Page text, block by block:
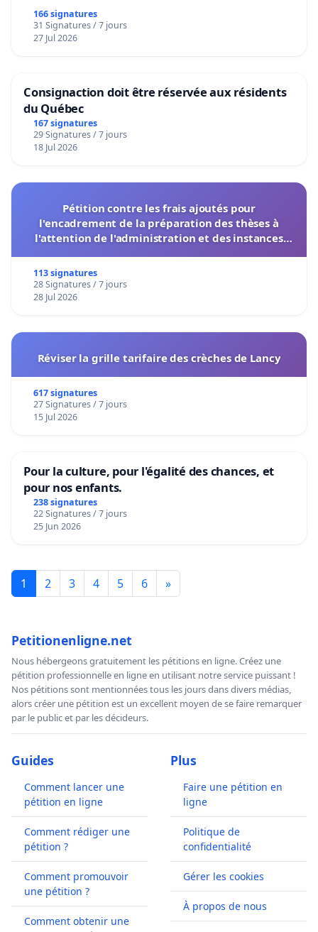
166 signatures
31 Signatures / 7 jours
27 Jul 2026
Consignaction doit être réservée aux résidents
du Québec
167 signatures
29 Signatures / 7 jours
18 Jul 2026
Pétition contre les frais ajoutés pour
l'encadrement de la préparation des thèses à
l'attention de l'administration et des instances
113 signatures
28 Signatures / 7 jours
28 Jul 2026
Réviser la grille tarifaire des crèches de Lancy
617 signatures
27 Signatures / 7 jours
15 Jul 2026
Pour la culture, pour l'égalité des chances, et
pour nos enfants.
238 signatures
22 Signatures / 7 jours
25 Jun 2026
1 2 3 4 5 6 »
Petitionenligne.net
Nous hébergeons gratuitement les pétitions en ligne. Créez une
pétition professionnelle en ligne en utilisant notre service puissant !
Nos pétitions sont mentionnées tous les jours dans divers médias,
alors créer une pétition est un excellent moyen de se faire remarquer
par le public et par les décideurs.
Guides
Comment lancer une
pétition en ligne
Comment rédiger une
pétition ?
Comment promouvoir
une pétition ?
Comment obtenir une
Plus
Faire une pétition en
ligne
Politique de
confidentialité
Gérer les cookies
À propos de nous